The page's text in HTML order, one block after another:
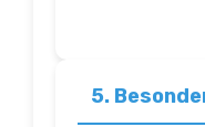
5.